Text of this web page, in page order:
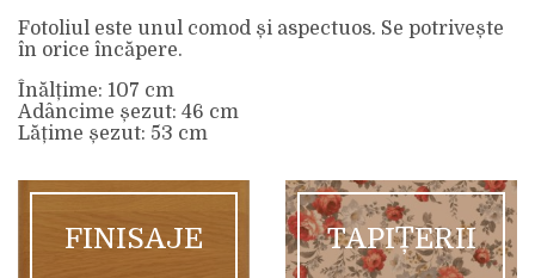
Fotoliul este unul comod și aspectuos. Se potrivește
în orice încăpere.
Înălțime: 107 cm
Adâncime șezut: 46 cm
Lățime șezut: 53 cm
FINISAJE TAPIȚERII